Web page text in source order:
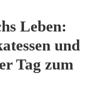
Leben:
und
Tag zum